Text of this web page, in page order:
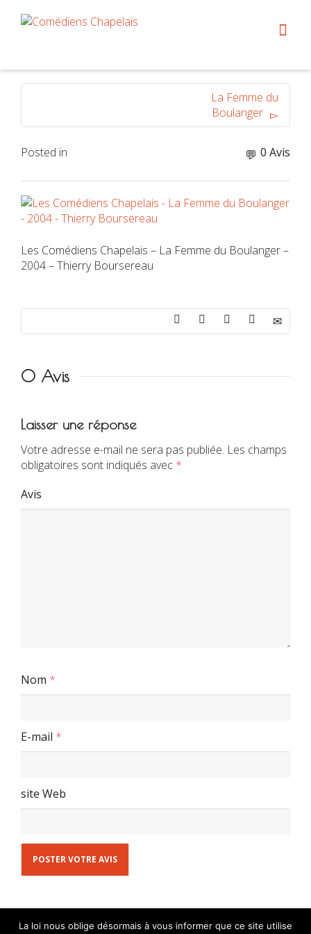
La Femme du
Boulanger
Posted in 0 Avis
Les Comédiens Chapelais – La Femme du Boulanger –
2004 – Thierry Boursereau
0 Avis
Laisser une réponse
Votre adresse e-mail ne sera pas publiée. Les champs
obligatoires sont indiqués avec *
Avis
Nom *
E-mail *
site Web
La loi nous oblige désormais à vous informer que ce site utilise